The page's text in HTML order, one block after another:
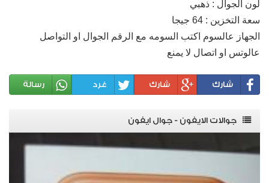
لون الجوال : ذهبي
سعة التخزين : 64 جيجا
الجهاز عالسوم اكتب السومه مع الرقم الجوال او التواصل
عالوتس او اتصال لا يمنع
شارك شارك غرد رسالة
جوالات الايفون - جوال ايفون